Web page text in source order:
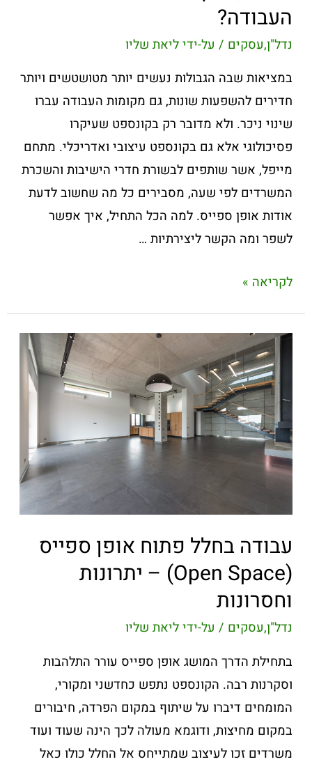
העבודה?
נדל"ן,עסקים / על-ידיליאת שליו
במציאות שבה הגבולות נעשים יותר מטושטשים ויותר
חדירים להשפעות שונות, גם מקומות העבודה עברו
שינוי ניכר. ולא מדובר רק בקונספט שעיקרו
פסיכולוגי אלא גם בקונספט עיצובי ואדריכלי. מתחם
מייפל, אשר שותפים לבשורת חדרי הישיבות והשכרת
המשרדים לפי שעה, מסבירים כל מה שחשוב לדעת
אודות אופן ספייס. למה הכל התחיל, איך אפשר
לשפר ומה הקשר ליצירתיות …
לקריאה »
עבודה בחלל פתוח אופן ספייס
(Open Space) – יתרונות
וחסרונות
נדל"ן,עסקים / על-ידיליאת שליו
בתחילת הדרך המושג אופן ספייס עורר התלהבות
וסקרנות רבה. הקונספט נתפש כחדשני ומקורי,
המומחים דיברו על שיתוף במקום הפרדה, חיבורים
במקום מחיצות, ודוגמא מעולה לכך הינה שעוד ועוד
משרדים זכו לעיצוב שמתייחס אל החלל כולו כאל